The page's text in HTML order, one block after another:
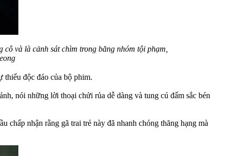
và là cảnh sát chìm trong băng nhóm tội phạm,
thiếu độc đáo của bộ phim.
nói những lời thoại chửi rủa dễ dàng và tung cú đấm sắc bén
chấp nhận rằng gã trai trẻ này đã nhanh chóng thăng hạng mà